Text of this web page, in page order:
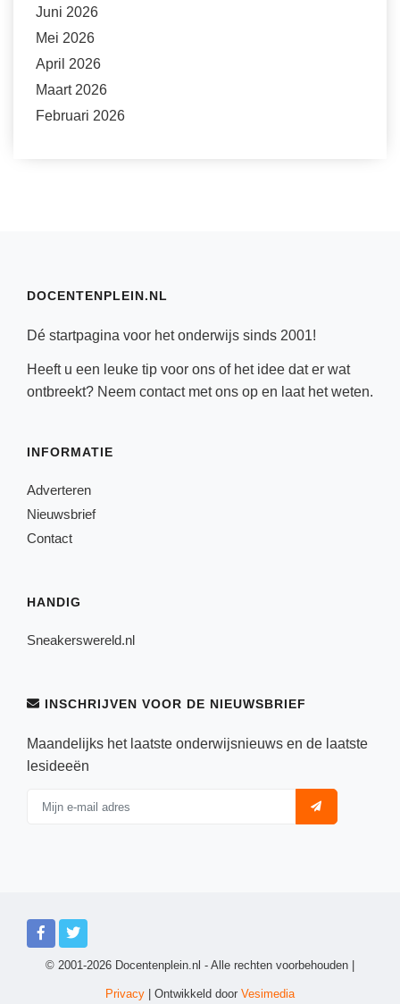
Juni 2026
Mei 2026
April 2026
Maart 2026
Februari 2026
DOCENTENPLEIN.NL
Dé startpagina voor het onderwijs sinds 2001!
Heeft u een leuke tip voor ons of het idee dat er wat
ontbreekt? Neem contactmet ons op en laat het weten.
INFORMATIE
Adverteren
Nieuwsbrief
Contact
HANDIG
Sneakerswereld.nl
INSCHRIJVEN VOOR DE NIEUWSBRIEF
Maandelijks het laatste onderwijsnieuws en de laatste
lesideeën
© 2001-2026 Docentenplein.nl - Alle rechten voorbehouden |
Privacy | Ontwikkeld door Vesimedia